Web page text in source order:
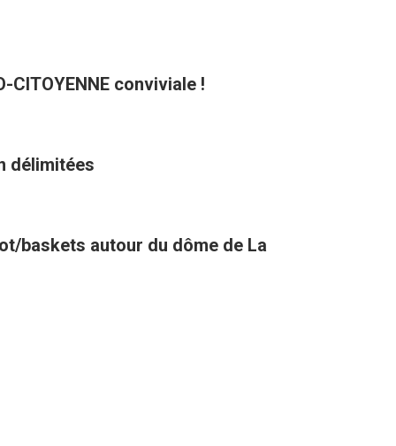
CITOYENNE conviviale !
délimitées
baskets autour du dôme de La